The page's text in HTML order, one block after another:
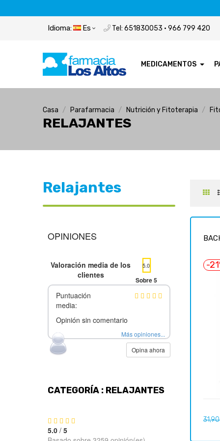
Idioma: Es Tel: 651830053 · 966 799 420
MEDICAMENTOS
Casa Parafarmacia Nutrición y Fitoterapia
RELAJANTES
Relajantes
OPINIONES
Valoración media de los
clientes
5.0
Sobre 5
Puntuación
media:
Opinión sin comentario
Más opiniones...
Opina ahora
CATEGORÍA : RELAJANTES
5.0 / 5
-